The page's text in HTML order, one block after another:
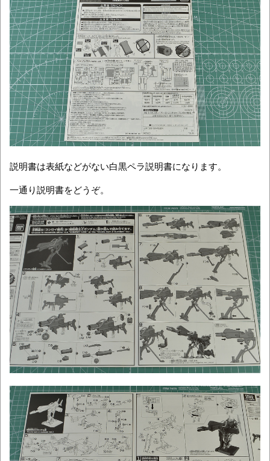
説明書は表紙などがない白黒ペラ説明書になります。
一通り説明書をどうぞ。